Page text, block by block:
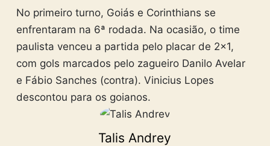
No primeiro turno, Goiás e Corinthians se
enfrentaram na 6ª rodada. Na ocasião, o time
paulista venceu a partida pelo placar de 2×1,
com gols marcados pelo zagueiro Danilo Avelar
e Fábio Sanches (contra). Vinicius Lopes
descontou para os goianos.
Talis Andrey